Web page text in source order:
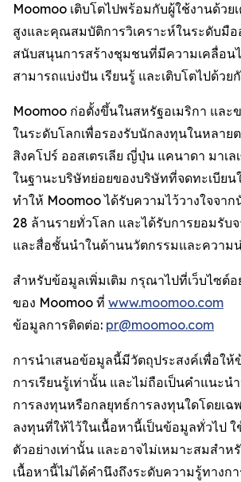
Moomoo เติบโตไปพร้อมกับผู้ใช้งานด้ว
สูงและคุณสมบัติการวิเคราะห์ในระดับมื
สนับสนุนการสร้างชุมชนที่มีความเคลื่อน
สามารถแบ่งปัน เรียนรู้ และเติบโตไปด้วย
Moomoo ก่อตั้งขึ้นในสหรัฐอเมริกา และ
ในระดับโลกเพื่อรองรับนักลงทุนในหลาย
สิงคโปร์ ออสเตรเลีย ญี่ปุ่น แคนาดา มาเ
ในฐานะบริษัทย่อยของบริษัทที่จดทะเบีย
ทำให้ Moomoo ได้รับความไว้วางใจจา
28 ล้านรายทั่วโลก และได้รับการยอมรับ
และสื่อชั้นนำในด้านนวัตกรรมและความ
สำหรับข้อมูลเพิ่มเติม กรุณาไปที่เว็บไซต์อ
ของ Moomoo ที่ www.moomoo.com
ข้อมูลการติดต่อ: pr@moomoo.com
การนำเสนอข้อมูลนี้มีวัตถุประสงค์เพื่อให้
การเรียนรู้เท่านั้น และไม่ถือเป็นคำแนะน
การลงทุนหรือกลยุทธ์การลงทุนใดโดยเฉ
ลงทุนที่ให้ไว้ในเนื้อหานี้เป็นข้อมูลทั่วไป ใ
ตัวอย่างเท่านั้น และอาจไม่เหมาะสมสำ
เนื้อหานี้ไม่ได้คำนึงถึงระดับความรู้ทางกา